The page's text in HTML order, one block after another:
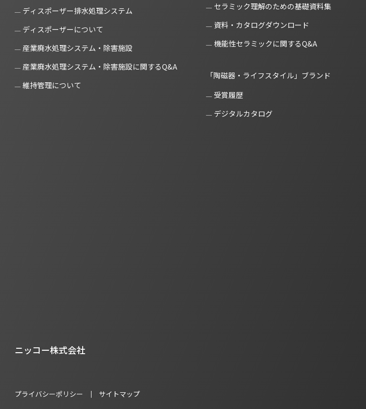
ディスポーザー排水処理システム
ディスポーザーについて
産業廃水処理システム・除害施設
産業廃水処理システム・除害施設に関するQ&A
維持管理について
セラミック理解のための基礎資料集
資料・カタログダウンロード
機能性セラミックに関するQ&A
「陶磁器・ライフスタイル」ブランド
受賞履歴
デジタルカタログ
ニッコー株式会社
プライバシーポリシー サイトマップ